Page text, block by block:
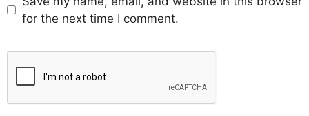
for the next time I comment.